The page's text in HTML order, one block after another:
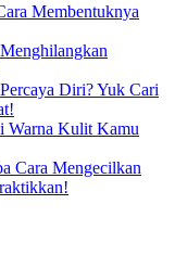
Membentuknya
Diri? Yuk Cari
Warna Kulit Kamu
Cara Mengecilkan